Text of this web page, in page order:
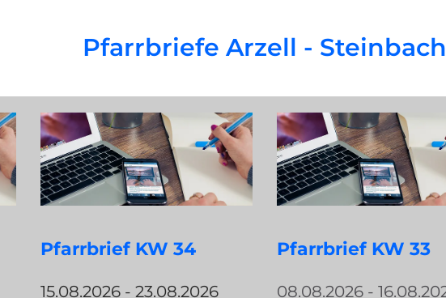
Pfarrbriefe Arzell - Steinbach
Pfarrbrief KW 34
15.08.2026 - 23.08.2026
Pfarrbrief KW 33
08.08.2026 -